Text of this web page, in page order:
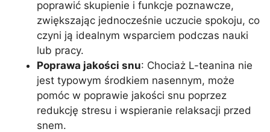
poprawić skupienie i funkcje poznawcze,
zwiększając jednocześnie uczucie spokoju, co
czyni ją idealnym wsparciem podczas nauki
lub pracy.
Poprawa jakości snu: Chociaż L-teanina nie
jest typowym środkiem nasennym, może
pomóc w poprawie jakości snu poprzez
redukcję stresu i wspieranie relaksacji przed
snem.